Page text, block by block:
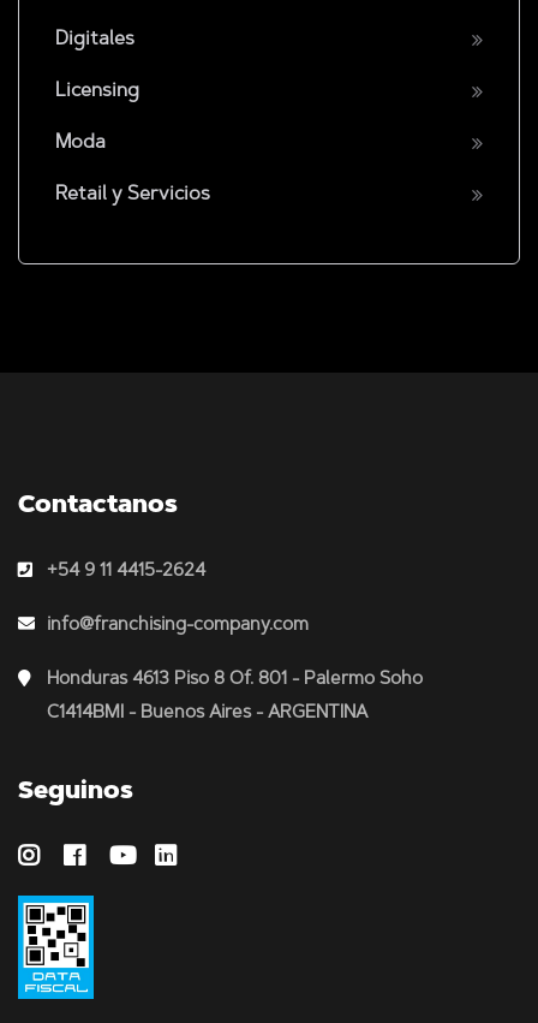
Digitales
Licensing
Moda
Retail y Servicios
Contactanos
+54 9 11 4415-2624
info@franchising-company.com
Honduras 4613 Piso 8 Of. 801 - Palermo Soho
C1414BMI - Buenos Aires - ARGENTINA
Seguinos